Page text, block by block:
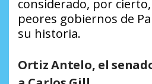
considerado, por
peores gobiernos de
su historia.
Ortiz Antelo, el